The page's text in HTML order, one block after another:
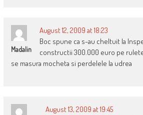
Madalin
August 12, 2009 at 18:23
Boc spune ca s-au cheltuit la
constructii 300.000 euro pe
se masura mocheta si perdelele la udrea
August 13, 2009 at 19:45